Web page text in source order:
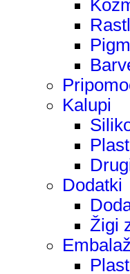
Kalupi
Dodatki
Žigi